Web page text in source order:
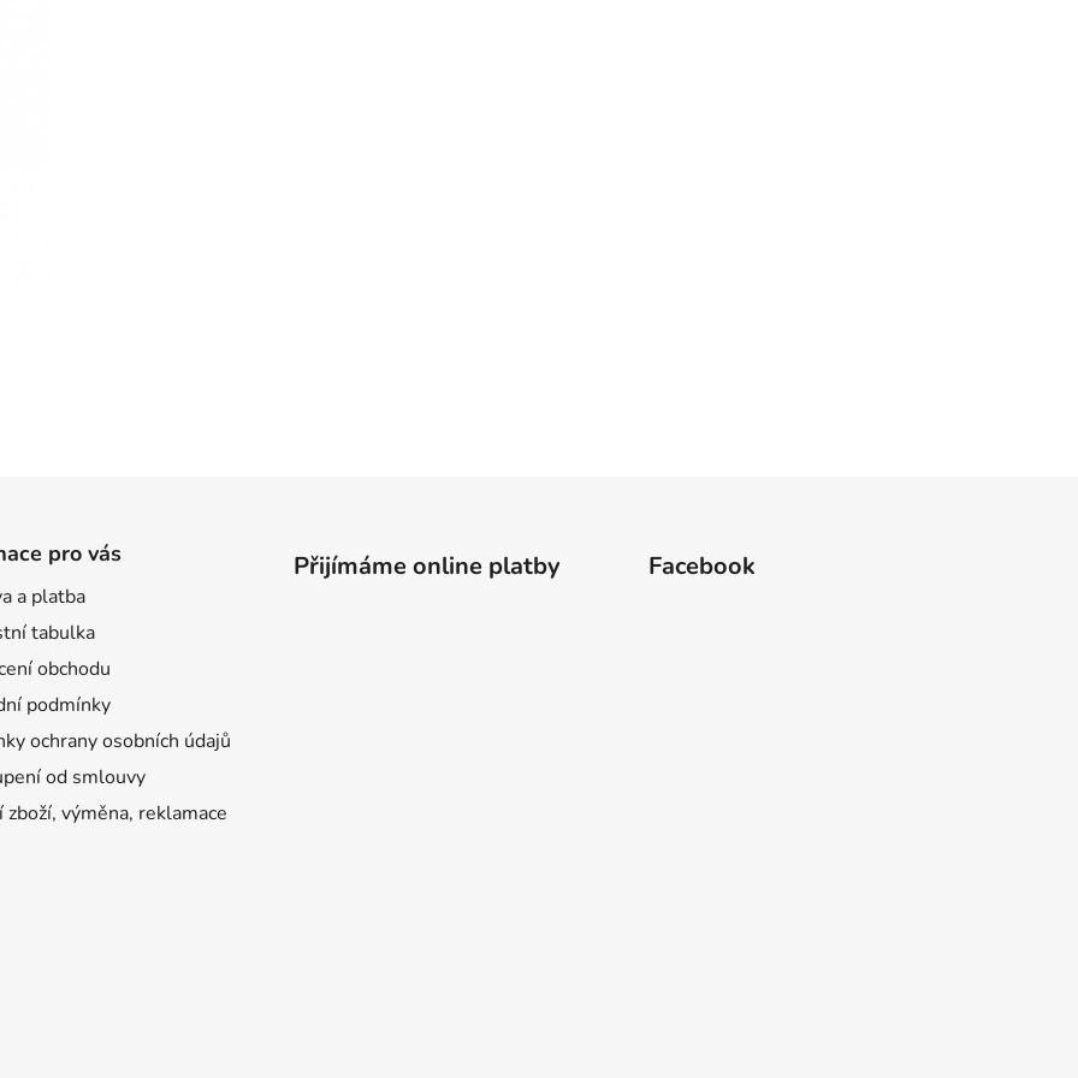
pro vás
a platba
tabulka
obchodu
podmínky
ochrany osobních údajů
od smlouvy
zboží, výměna, reklamace
Přijímáme online platby Facebook